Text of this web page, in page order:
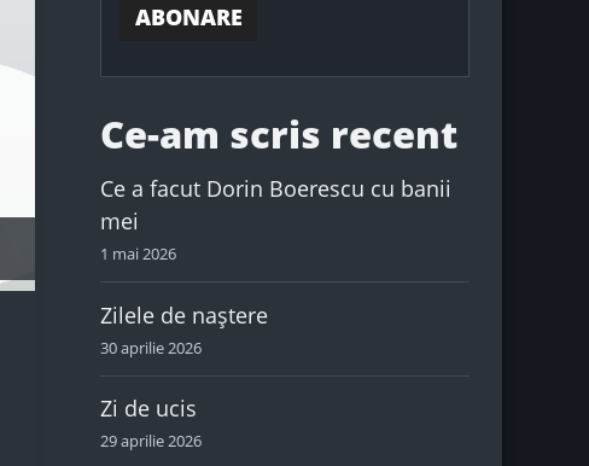
ABONARE
Ce-am scris recent
Ce a facut Dorin Boerescu cu banii
mei
1 mai 2026
Zilele de naștere
30 aprilie 2026
Zi de ucis
29 aprilie 2026